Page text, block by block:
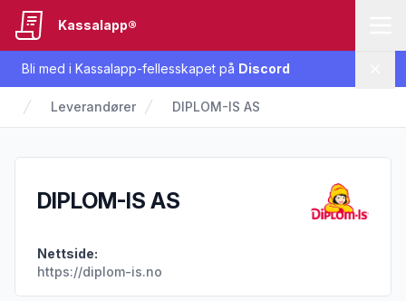
Bli med i Kassalapp-fellesskapet på Discord
Kassalapp®
Leverandører DIPLOM-IS AS
DIPLOM-IS AS
Nettside:
https://diplom-is.no